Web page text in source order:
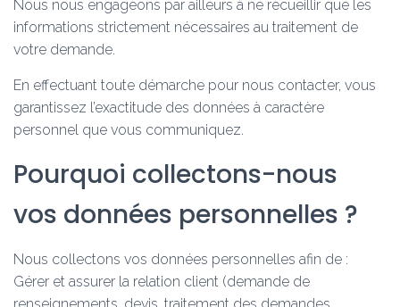
Nous nous engageons par ailleurs à ne recueillir que les
informations strictement nécessaires au traitement de
votre demande.
En effectuant toute démarche pour nous contacter, vous
garantissez l’exactitude des données à caractère
personnel que vous communiquez.
Pourquoi collectons-nous
vos données personnelles ?
Nous collectons vos données personnelles afin de :
Gérer et assurer la relation client (demande de